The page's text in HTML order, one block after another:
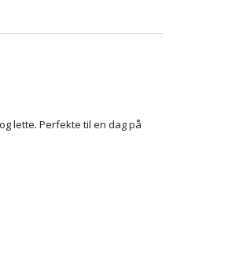
lette. Perfekte til en dag på